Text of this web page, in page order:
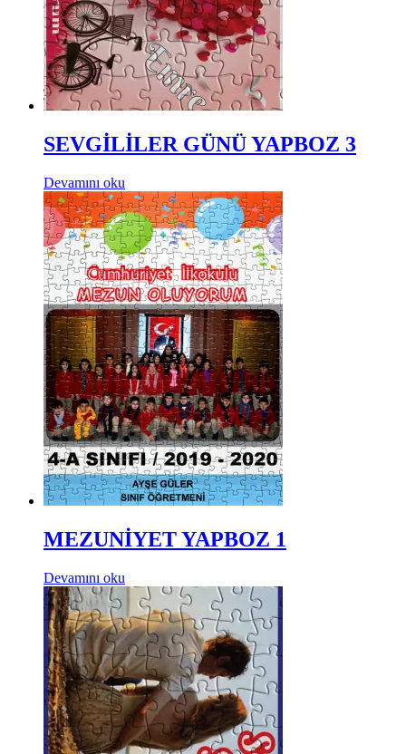
SEVGİLİLER GÜNÜ YAPBOZ 3
Devamını oku
MEZUNİYET YAPBOZ 1
Devamını oku